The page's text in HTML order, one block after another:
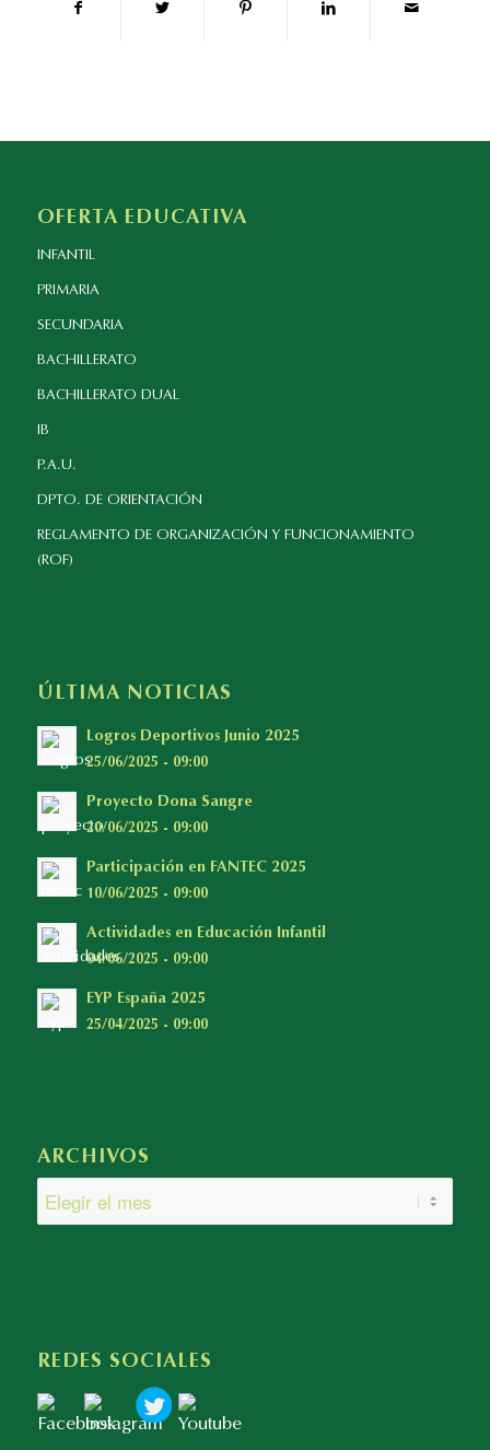
OFERTA EDUCATIVA
INFANTIL
PRIMARIA
SECUNDARIA
BACHILLERATO
BACHILLERATO DUAL
IB
P.A.U.
DPTO. DE ORIENTACIÓN
REGLAMENTO DE ORGANIZACIÓN Y FUNCIONAMIENTO
(ROF)
ÚLTIMA NOTICIAS
Logros Deportivos Junio 2025
25/06/2025 - 09:00
Proyecto Dona Sangre
20/06/2025 - 09:00
Participación en FANTEC 2025
10/06/2025 - 09:00
Actividades en Educación Infantil
04/06/2025 - 09:00
EYP España 2025
25/04/2025 - 09:00
ARCHIVOS
REDES SOCIALES